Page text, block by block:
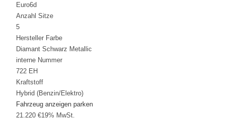
Euro6d
Anzahl Sitze
5
Hersteller Farbe
Diamant Schwarz Metallic
interne Nummer
722 EH
Kraftstoff
Hybrid (Benzin/Elektro)
Fahrzeug anzeigen parken
21.220 €19% MwSt.